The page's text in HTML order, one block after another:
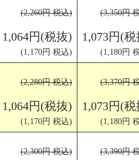
(2,260円 税込)
1,064円(税抜)
(1,170円 税込)
(3,350円
1,073円(
(1,180円
(2,280円 税込)
1,064円(税抜)
(1,170円 税込)
(3,370円
1,073円(
(1,180円
(2,300円 税込) (3,390円